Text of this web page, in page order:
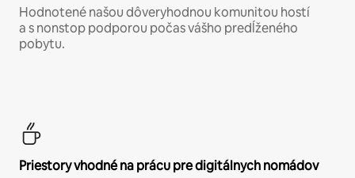
Hodnotené našou dôveryhodnou komunitou hostí
a s nonstop podporou počas vášho predĺženého
pobytu.
Priestory vhodné na prácu pre digitálnych nomádov